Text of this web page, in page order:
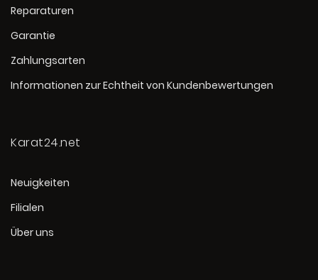
Reparaturen
Garantie
Zahlungsarten
Informationen zur Echtheit von Kundenbewertungen
Karat24.net
Neuigkeiten
Filialen
Über uns